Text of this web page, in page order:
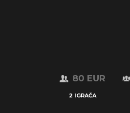
80 EUR
2 IGRAČA